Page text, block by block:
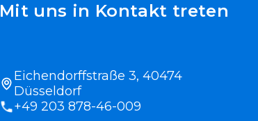
Mit uns in Kontakt treten
Eichendorffstraße 3, 40474
Düsseldorf
+49 203 878-46-009